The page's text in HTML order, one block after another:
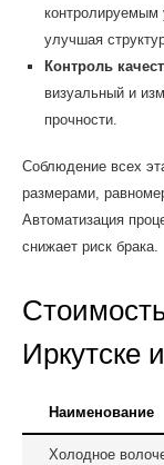
улучшая
Контроль
визуальный и
прочности.
Соблюдение всех
размерами,
Автоматизация
снижает риск брака.
Иркутске
Наименование
Холодное